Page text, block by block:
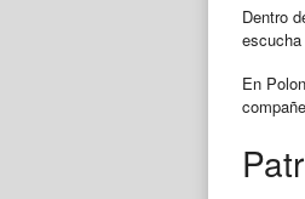
Dentro
En